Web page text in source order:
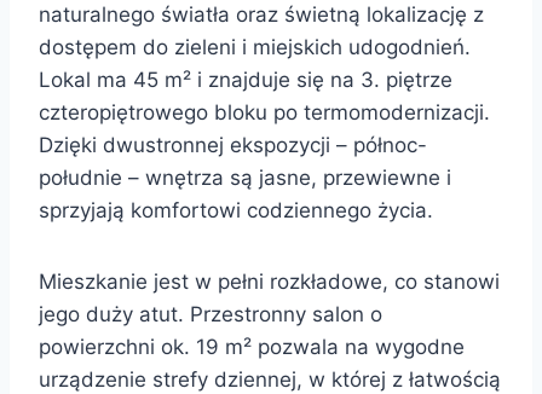
naturalnego światła oraz świetną lokalizację z
dostępem do zieleni i miejskich udogodnień.
Lokal ma 45 m² i znajduje się na 3. piętrze
czteropiętrowego bloku po termomodernizacji.
Dzięki dwustronnej ekspozycji – północ-
południe – wnętrza są jasne, przewiewne i
sprzyjają komfortowi codziennego życia.
Mieszkanie jest w pełni rozkładowe, co stanowi
jego duży atut. Przestronny salon o
powierzchni ok. 19 m² pozwala na wygodne
urządzenie strefy dziennej, w której z łatwością